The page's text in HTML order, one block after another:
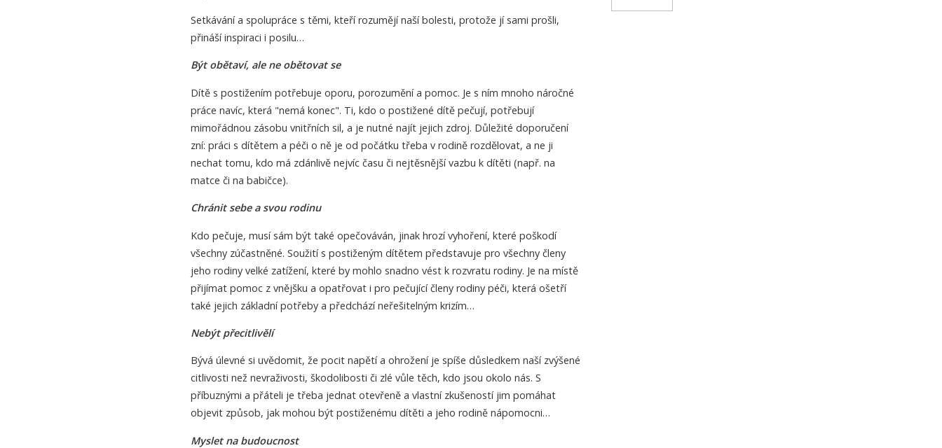
Setkávání a spolupráce s těmi, kteří rozumějí naší bolesti, protože jí sami prošli,
přináší inspiraci i posilu…
Být obětaví, ale ne obětovat se
Dítě s postižením potřebuje oporu, porozumění a pomoc. Je s ním mnoho náročné
práce navíc, která "nemá konec". Ti, kdo o postižené dítě pečují, potřebují
mimořádnou zásobu vnitřních sil, a je nutné najít jejich zdroj. Důležité doporučení
zní: práci s dítětem a péči o ně je od počátku třeba v rodině rozdělovat, a ne ji
nechat tomu, kdo má zdánlivě nejvíc času či nejtěsnější vazbu k dítěti (např. na
matce či na babičce).
Chránit sebe a svou rodinu
Kdo pečuje, musí sám být také opečováván, jinak hrozí vyhoření, které poškodí
všechny zúčastněné. Soužití s postiženým dítětem představuje pro všechny členy
jeho rodiny velké zatížení, které by mohlo snadno vést k rozvratu rodiny. Je na místě
přijímat pomoc z vnějšku a opatřovat i pro pečující členy rodiny péči, která ošetří
také jejich základní potřeby a předchází neřešitelným krizím…
Nebýt přecitlivělí
Bývá úlevné si uvědomit, že pocit napětí a ohrožení je spíše důsledkem naší zvýšené
citlivosti než nevraživosti, škodolibosti či zlé vůle těch, kdo jsou okolo nás. S
příbuznými a přáteli je třeba jednat otevřeně a vlastní zkušeností jim pomáhat
objevit způsob, jak mohou být postiženému dítěti a jeho rodině nápomocni…
Myslet na budoucnost